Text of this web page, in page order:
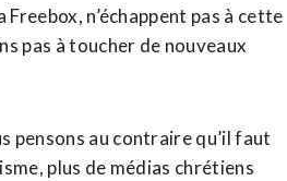
n’échappent pas à cette
pas à toucher de nouveaux
pensons au contraire qu’il faut
plus de médias chrétiens